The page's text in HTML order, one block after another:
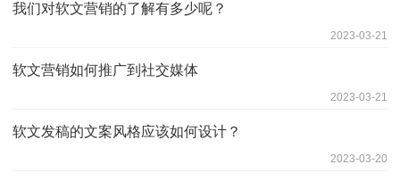
我们对软文营销的了解有多少呢？
2023-03-21
软文营销如何推广到社交媒体
2023-03-21
软文发稿的文案风格应该如何设计？
2023-03-20